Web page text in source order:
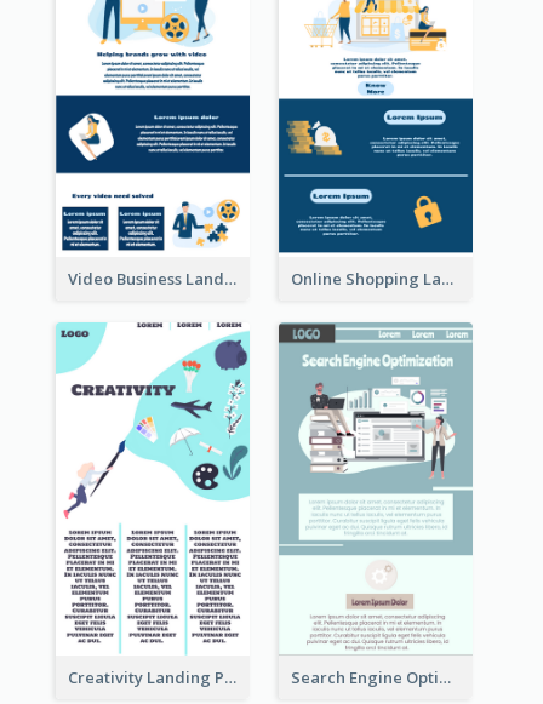
Video Business Landing Page Online Shopping Landing Page
Creativity Landing Page Search Engine Optimization Blue Landing Page